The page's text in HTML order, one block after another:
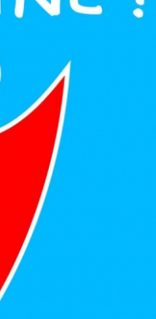
Ai-je le droit de contrôler